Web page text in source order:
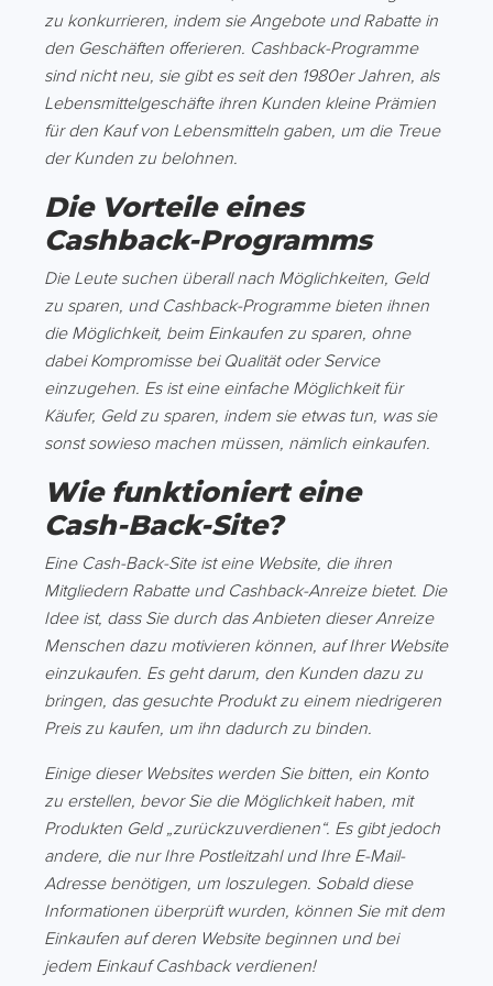
zu konkurrieren, indem sie Angebote und Rabatte in
den Geschäften offerieren. Cashback-Programme
sind nicht neu, sie gibt es seit den 1980er Jahren, als
Lebensmittelgeschäfte ihren Kunden kleine Prämien
für den Kauf von Lebensmitteln gaben, um die Treue
der Kunden zu belohnen.
Die Vorteile eines
Cashback-Programms
Die Leute suchen überall nach Möglichkeiten, Geld
zu sparen, und Cashback-Programme bieten ihnen
die Möglichkeit, beim Einkaufen zu sparen, ohne
dabei Kompromisse bei Qualität oder Service
einzugehen. Es ist eine einfache Möglichkeit für
Käufer, Geld zu sparen, indem sie etwas tun, was sie
sonst sowieso machen müssen, nämlich einkaufen.
Wie funktioniert eine
Cash-Back-Site?
Eine Cash-Back-Site ist eine Website, die ihren
Mitgliedern Rabatte und Cashback-Anreize bietet. Die
Idee ist, dass Sie durch das Anbieten dieser Anreize
Menschen dazu motivieren können, auf Ihrer Website
einzukaufen. Es geht darum, den Kunden dazu zu
bringen, das gesuchte Produkt zu einem niedrigeren
Preis zu kaufen, um ihn dadurch zu binden.
Einige dieser Websites werden Sie bitten, ein Konto
zu erstellen, bevor Sie die Möglichkeit haben, mit
Produkten Geld „zurückzuverdienen“. Es gibt jedoch
andere, die nur Ihre Postleitzahl und Ihre E-Mail-
Adresse benötigen, um loszulegen. Sobald diese
Informationen überprüft wurden, können Sie mit dem
Einkaufen auf deren Website beginnen und bei
jedem Einkauf Cashback verdienen!